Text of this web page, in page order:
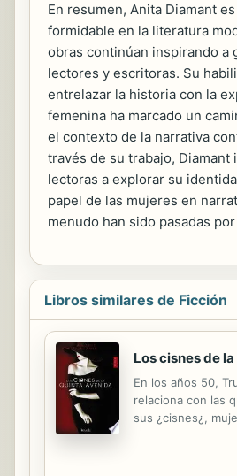
En resumen, Anita Diamant
formidable en la literatura
obras continúan inspirando a
lectores y escritoras. Su
entrelazar la historia con la
femenina ha marcado un
el contexto de la narrativa
través de su trabajo, Diamant
lectoras a explorar su
papel de las mujeres en
menudo han sido pasadas
Libros similares de Ficción
Los cisnes de
En los años 50,
relaciona con las
sus ¿cisnes¿,
rodearse, si no
amorosas, dada